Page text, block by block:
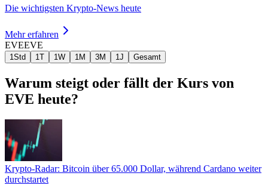
Die wichtigsten Krypto-News heute
Mehr erfahren
EVEEVE
1Std 1T 1W 1M 3M 1J Gesamt
Warum steigt oder fällt der Kurs von
EVE heute?
Krypto-Radar: Bitcoin über 65.000 Dollar, während Cardano weiter
durchstartet